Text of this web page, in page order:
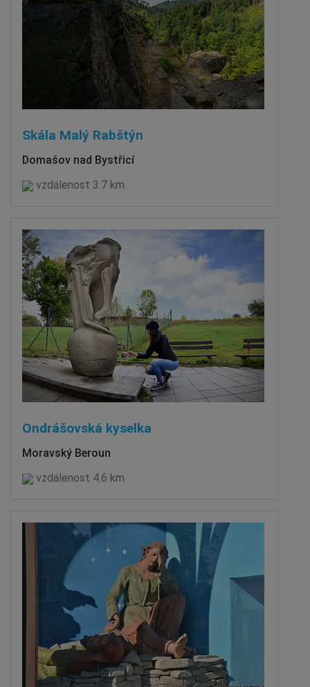
Skála Malý Rabštýn
Domašov nad Bystřicí
vzdálenost 3.7 km
Ondrášovská kyselka
Moravský Beroun
vzdálenost 4.6 km